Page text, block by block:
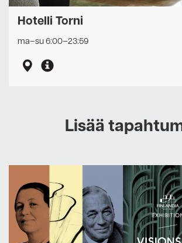
Hotelli Torni
ma–su 6:00–23:59
Lisää